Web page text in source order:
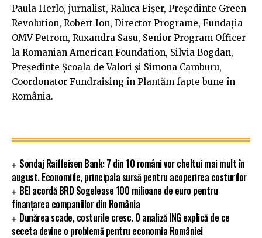
Paula Herlo, jurnalist, Raluca Fișer, Președinte Green
Revolution, Robert Ion, Director Programe, Fundația
OMV Petrom, Ruxandra Sasu, Senior Program Officer
la Romanian American Foundation, Silvia Bogdan,
Președinte Școala de Valori și Simona Camburu,
Coordonator Fundraising în Plantăm fapte bune în
România.
Sondaj Raiffeisen Bank: 7 din 10 români vor cheltui mai mult în
august. Economiile, principala sursă pentru acoperirea costurilor
BEI acordă BRD Sogelease 100 milioane de euro pentru
finanțarea companiilor din România
Dunărea scade, costurile cresc. O analiză ING explică de ce
seceta devine o problemă pentru economia României